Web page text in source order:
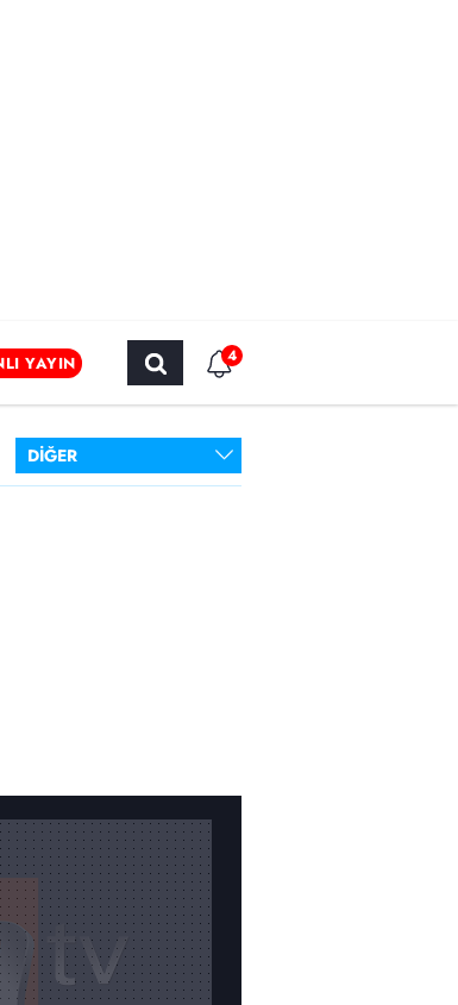
YAYIN 4